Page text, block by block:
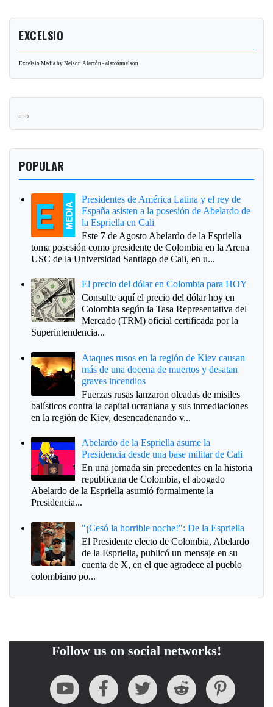
EXCELSIO
Excelsio Media by Nelson Alarcón - alarcónnelson
POPULAR
Presidentes de América Latina y el rey de
España asisten a la posesión de Abelardo de
la Espriella en Cali
Este 7 de Agosto Abelardo de la Espriella
toma posesión como presidente de Colombia en la Arena
USC de la Universidad Santiago de Cali, en u...
El precio del dólar en Colombia para HOY
Consulte aquí el precio del dólar hoy en
Colombia según la Tasa Representativa del
Mercado (TRM) oficial certificada por la
Superintendencia...
Ataques rusos en la región de Kiev causan
más de una docena de muertos y desatan
graves incendios
Fuerzas rusas lanzaron oleadas de misiles
balísticos contra la capital ucraniana y sus inmediaciones
en la región de Kiev, desencadenando v...
Abelardo de la Espriella asume la
Presidencia desde una base militar de Cali
En una jornada sin precedentes en la historia
republicana de Colombia, el abogado
Abelardo de la Espriella asumió formalmente la
Presidencia...
"¡Cesó la horrible noche!": De la Espriella
El Presidente electo de Colombia, Abelardo
de la Espriella, publicó un mensaje en su
cuenta de X, en el que agradece al pueblo
colombiano po...
Follow us on social networks!